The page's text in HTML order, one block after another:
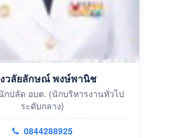
วลัยลักษณ์ พงษ์พานิช
ปลัด อบต. (นักบริหารงานทั่วไป
ระดับกลาง)
0844288925